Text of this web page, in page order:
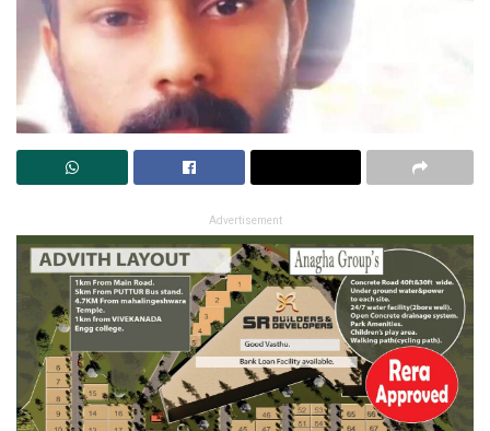
Advertisement